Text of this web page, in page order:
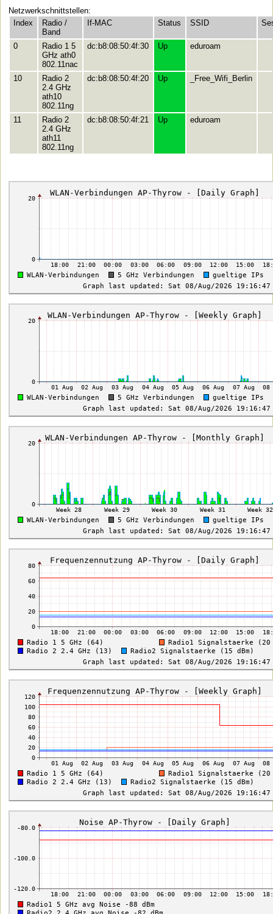
Netzwerkschnittstellen:
Index
Radio /
Band
If-MAC Status SSID
0
Radio 1 5
GHz ath0
802.11nac
dc:b8:08:50:4f:30 Up eduroam
10
Radio 2
2.4 GHz
ath10
802.11ng
dc:b8:08:50:4f:20 Up _Free_Wifi_Berlin
11
Radio 2
2.4 GHz
ath11
802.11ng
dc:b8:08:50:4f:21 Up eduroam